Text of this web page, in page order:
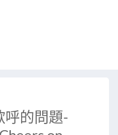
呼的問題-